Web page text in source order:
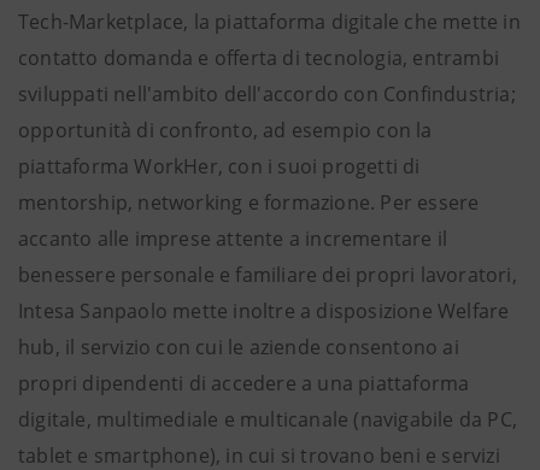
Tech-Marketplace, la piattaforma digitale che mette in
contatto domanda e offerta di tecnologia, entrambi
sviluppati nell'ambito dell'accordo con Confindustria;
opportunità di confronto, ad esempio con la
piattaforma WorkHer, con i suoi progetti di
mentorship, networking e formazione. Per essere
accanto alle imprese attente a incrementare il
benessere personale e familiare dei propri lavoratori,
Intesa Sanpaolo mette inoltre a disposizione Welfare
hub, il servizio con cui le aziende consentono ai
propri dipendenti di accedere a una piattaforma
digitale, multimediale e multicanale (navigabile da PC,
tablet e smartphone), in cui si trovano beni e servizi